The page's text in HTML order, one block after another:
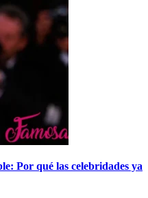
Por qué las celebridades ya